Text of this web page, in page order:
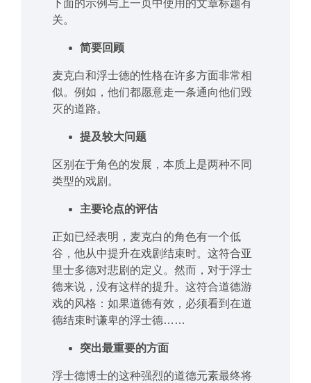
下面的示例与上一页中使用的文章标题有
关。
简要回顾
麦克白和浮士德的性格在许多方面非常相
似。例如，他们都愿意走一条通向他们毁
灭的道路。
提及较大问题
区别在于角色的发展，本质上是两种不同
类型的戏剧。
主要论点的评估
正如已经表明，麦克白的角色有一个低
谷，他从中提升在戏剧结束时。这符合亚
里士多德对悲剧的定义。然而，对于浮士
德来说，没有这样的提升。这符合道德游
戏的风格：如果道德有效，必须看到在道
德结束时谦卑的浮士德……
突出最重要的方面
浮士德博士的这种强烈的道德元素最终将